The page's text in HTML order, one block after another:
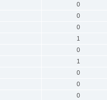
0
0
0
1
0
1
0
0
0